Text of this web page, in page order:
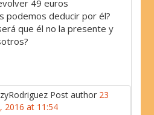
49 euros
podemos deducir por él?
que él no la presente y
Post author 23
2016 at 11:54